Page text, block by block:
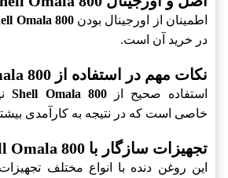
اطمینان از اورجینال بودنOmala 800
در خرید آن است.
نکات مهم در استفاده از Shell Omala 800
استفاده صحیح ازShell Omala 800
خاصی است که در نتیجه به کارآمدی
تجهیزات سازگار با Shell Omala 800
این روغن دنده با انواع مختلف